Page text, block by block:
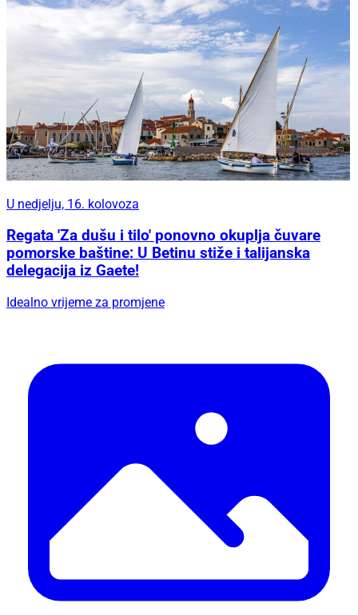
U nedjelju, 16. kolovoza
Regata 'Za dušu i tilo' ponovno okuplja čuvare
pomorske baštine: U Betinu stiže i talijanska
delegacija iz Gaete!
Idealno vrijeme za promjene